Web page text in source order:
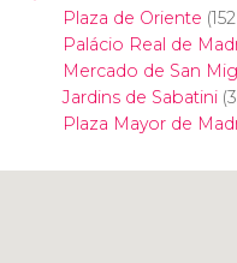
Plaza de Oriente
Palácio Real de
Mercado de San
Jardins de Sabatini
Plaza Mayor de